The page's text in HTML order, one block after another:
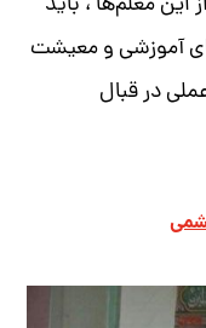
آموزشی و معیشت
در قبال